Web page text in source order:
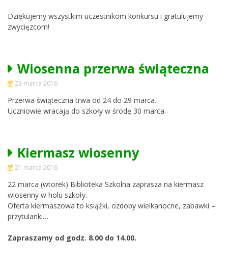
Dziękujemy wszystkim uczestnikom konkursu i gratulujemy
zwycięzcom!
Wiosenna przerwa świąteczna
23 marca 2016
Przerwa świąteczna trwa od 24 do 29 marca.
Uczniowie wracają do szkoły w środę 30 marca.
Kiermasz wiosenny
21 marca 2016
22 marca (wtorek) Biblioteka Szkolna zaprasza na kiermasz
wiosenny w holu szkoły.
Oferta kiermaszowa to książki, ozdoby wielkanocne, zabawki –
przytulanki…
Zapraszamy od godz. 8.00 do 14.00.